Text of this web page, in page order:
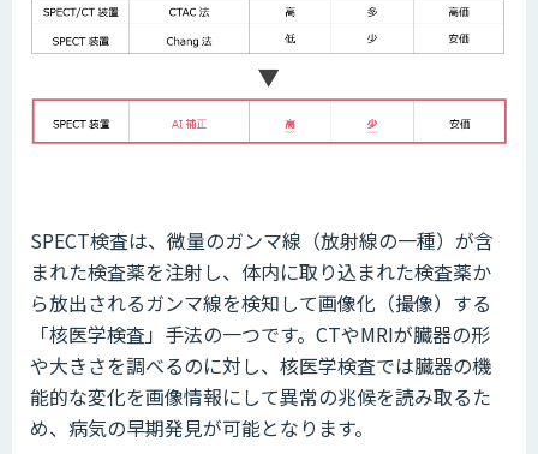
SPECT検査は、微量のガンマ線（放射線の一種）が含
まれた検査薬を注射し、体内に取り込まれた検査薬か
ら放出されるガンマ線を検知して画像化（撮像）する
「核医学検査」手法の一つです。CTやMRIが臓器の形
や大きさを調べるのに対し、核医学検査では臓器の機
能的な変化を画像情報にして異常の兆候を読み取るた
め、病気の早期発見が可能となります。